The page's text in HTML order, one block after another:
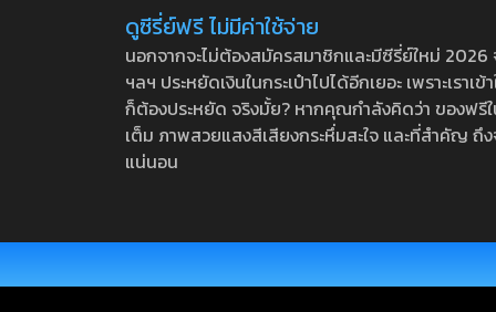
ดูซีรี่ย์ฟรี ไม่มีค่าใช้จ่าย
นอกจากจะไม่ต้องสมัครสมาชิกและมีซีรี่ย์ใหม่
ฯลฯ ประหยัดเงินในกระเป๋าไปได้อีกเยอะ เพราะเร
ก็ต้องประหยัด จริงมั้ย? หากคุณกำลังคิดว่า ของฟ
เต็ม ภาพสวยแสงสีเสียงกระหึ่มสะใจ และที่สำคัญ
แน่นอน